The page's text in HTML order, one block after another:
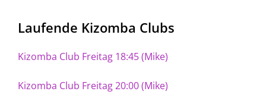
Laufende Kizomba Clubs
Kizomba Club Freitag 18:45 (Mike)
Kizomba Club Freitag 20:00 (Mike)